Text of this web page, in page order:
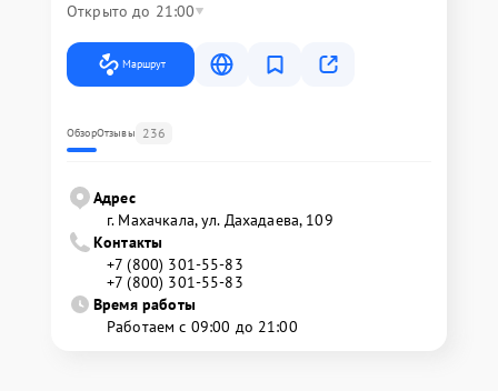
Открыто до 21:00
Маршрут
ОбзорОтзывы 236
Адрес
г. Махачкала, ул. Дахадаева, 109
Контакты
+7 (800) 301-55-83
+7 (800) 301-55-83
Время работы
Работаем с 09:00 до 21:00